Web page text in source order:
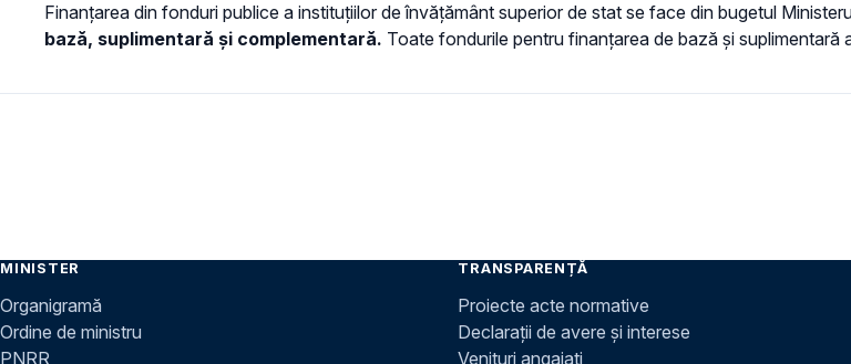
Finanțarea din fonduri publice a instituțiilor de învățământ superior de stat se face din bugetul
bază, suplimentară și complementară. Toate fondurile pentru finanțarea de bază și
MINISTER
Organigramă
Ordine de ministru
PNRR
TRANSPARENȚĂ
Proiecte acte normative
Declarații de avere și interese
Venituri angajați